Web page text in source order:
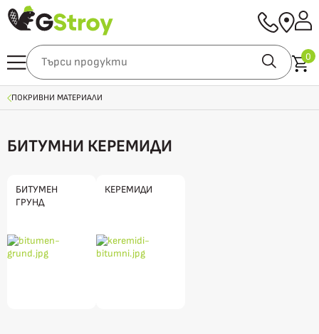
0
ПОКРИВНИ МАТЕРИАЛИ
БИТУМНИ КЕРЕМИДИ
БИТУМЕН
ГРУНД
КЕРЕМИДИ